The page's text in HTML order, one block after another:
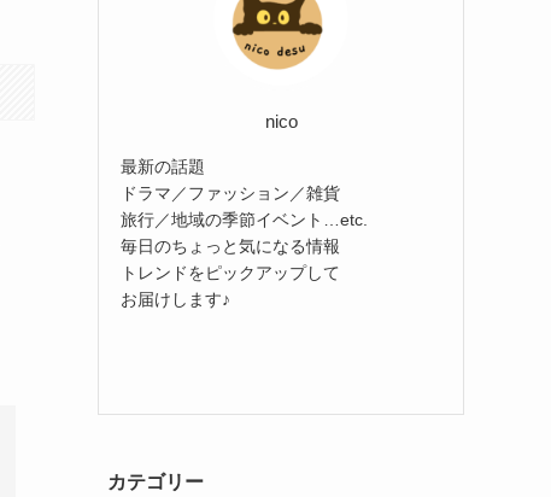
nico
最新の話題
ドラマ／ファッション／雑貨
旅行／地域の季節イベント…etc.
毎日のちょっと気になる情報
トレンドをピックアップして
お届けします♪
カテゴリー